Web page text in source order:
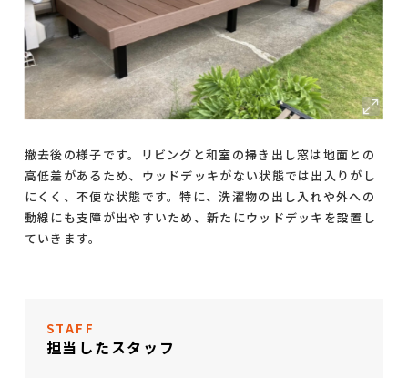
撤去後の様子です。リビングと和室の掃き出し窓は地面との
高低差があるため、ウッドデッキがない状態では出入りがし
にくく、不便な状態です。特に、洗濯物の出し入れや外への
動線にも支障が出やすいため、新たにウッドデッキを設置し
ていきます。
STAFF
担当したスタッフ